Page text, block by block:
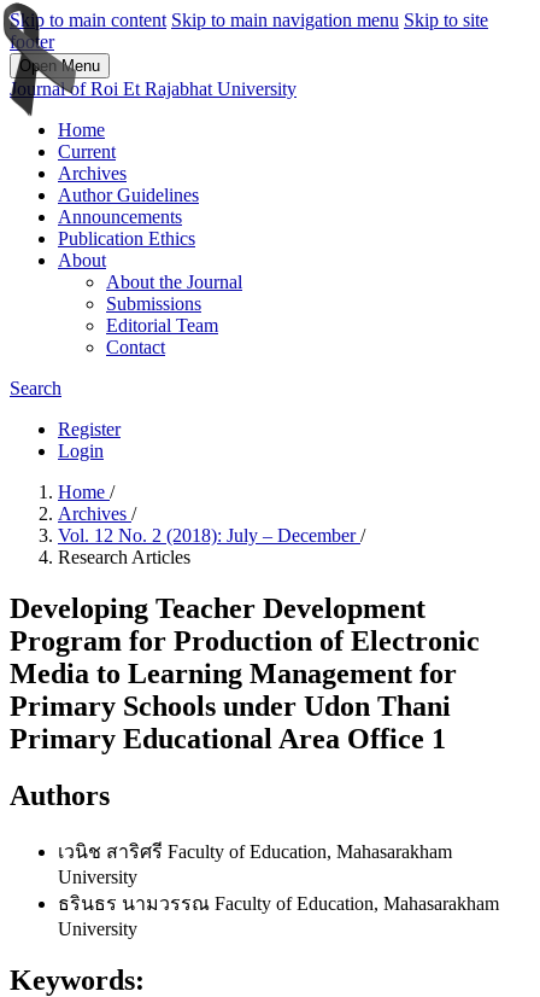
Skip to main content Skip to main navigation menu Skip to site
footer
Open Menu
Journal of Roi Et Rajabhat University
Home
Current
Archives
Author Guidelines
Announcements
Publication Ethics
About
About the Journal
Submissions
Editorial Team
Contact
Search
Register
Login
Home /
Archives /
Vol. 12 No. 2 (2018): July – December/
Research Articles
Developing Teacher Development
Program for Production of Electronic
Media to Learning Management for
Primary Schools under Udon Thani
Primary Educational Area Office 1
Authors
เวนิช สาริศรี Faculty of Education, Mahasarakham
University
ธรินธร นามวรรณ Faculty of Education, Mahasarakham
University
Keywords: